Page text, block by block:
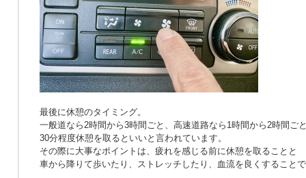
最後に休憩のタイミング。
一般道なら2時間から3時間ごと、高速道路なら1時間から2時間ご
30分程度休憩を取るといいと言われています。
その際に大事なポイントは、疲れを感じる前に休憩を取ることと
車から降りて歩いたり、ストレッチしたり、血流を良くすること